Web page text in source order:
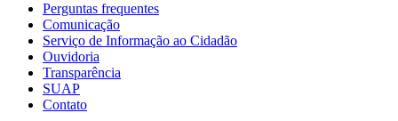
Perguntas frequentes
Comunicação
Serviço de Informação ao Cidadão
Ouvidoria
Transparência
SUAP
Contato